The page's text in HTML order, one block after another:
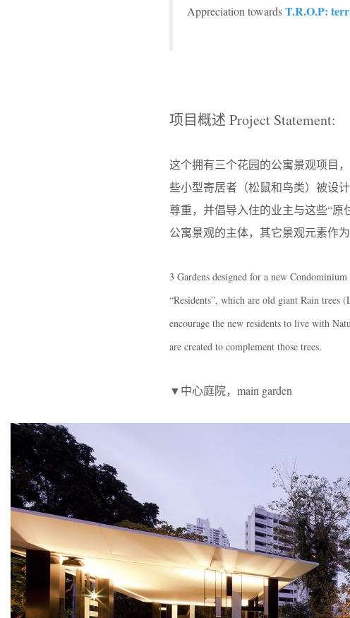
Appreciation towardsT.R.O.P:
项目概述 Project Statement:
这个拥有三个花园的公寓景观项目
些小型寄居者（松鼠和鸟类）被设
尊重，并倡导入住的业主与这些“
公寓景观的主体，其它景观元素作为
3 Gardens designed for a new
“Residents”, which are old giant Rain trees
encourage the new residents to live with
are created to complement those trees.
▼中心庭院，main garden